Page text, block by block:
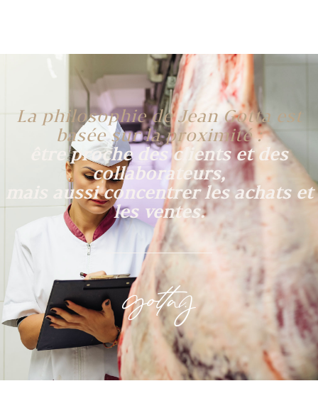
La philosophie de Jean Gotta est
basée sur la proximité :
être proche des clients et des
collaborateurs,
mais aussi concentrer les achats et
les ventes.